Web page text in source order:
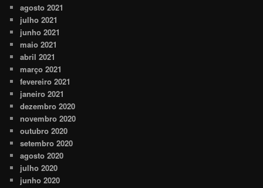
agosto 2021
julho 2021
junho 2021
maio 2021
abril 2021
março 2021
fevereiro 2021
janeiro 2021
dezembro 2020
novembro 2020
outubro 2020
setembro 2020
agosto 2020
julho 2020
junho 2020